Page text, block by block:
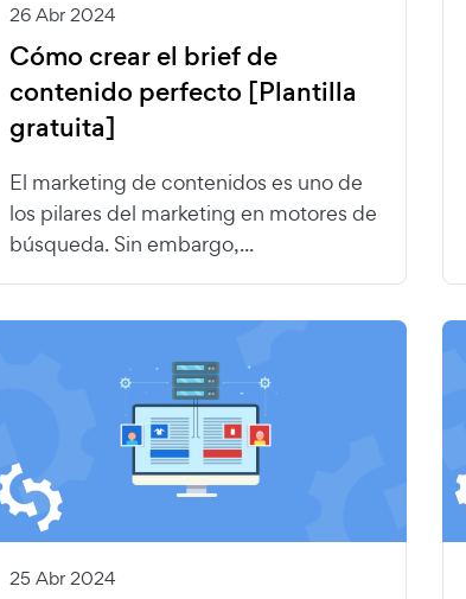
26 Abr 2024
Cómo crear el brief de
contenido perfecto [Plantilla
gratuita]
El marketing de contenidos es uno de
los pilares del marketing en motores de
búsqueda. Sin embargo,...
25 Abr 2024